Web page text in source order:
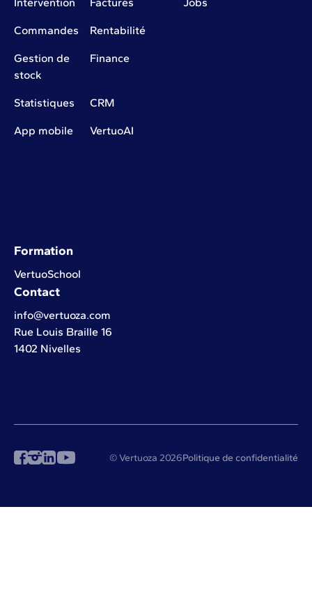
Commandes Rentabilité
Gestion de
stock
Finance
Statistiques CRM
App mobile VertuoAI
Formation
VertuoSchool
Contact
info@vertuoza.com
Rue Louis Braille 16
1402 Nivelles
© Vertuoza 2026Politique de confidentialité